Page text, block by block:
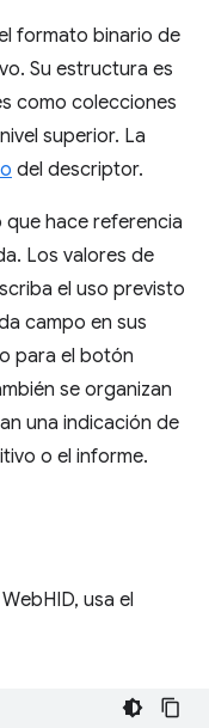
formato binario de
Su estructura es
como colecciones
superior. La
del descriptor.
que hace referencia
Los valores de
el uso previsto
campo en sus
para el botón
se organizan
una indicación de
o el informe.
usa el